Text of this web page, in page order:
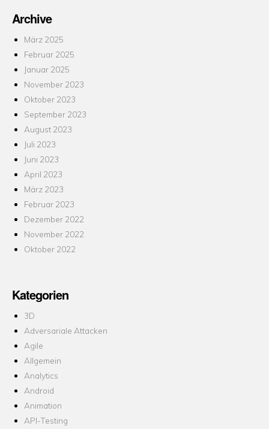
Archive
März 2025
Februar 2025
Januar 2025
November 2023
Oktober 2023
September 2023
August 2023
Juli 2023
Juni 2023
April 2023
März 2023
Februar 2023
Dezember 2022
November 2022
Oktober 2022
Kategorien
3D
Adversariale Attacken
Agile
Allgemein
Analytics
Android
Animation
API-Testing